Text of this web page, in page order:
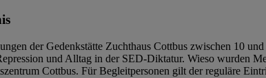
der Gedenkstätte Zuchthaus Cottbus zwischen 10
und Alltag in der SED-Diktatur. Wieso wurden
Cottbus. Für Begleitpersonen gilt der reguläre